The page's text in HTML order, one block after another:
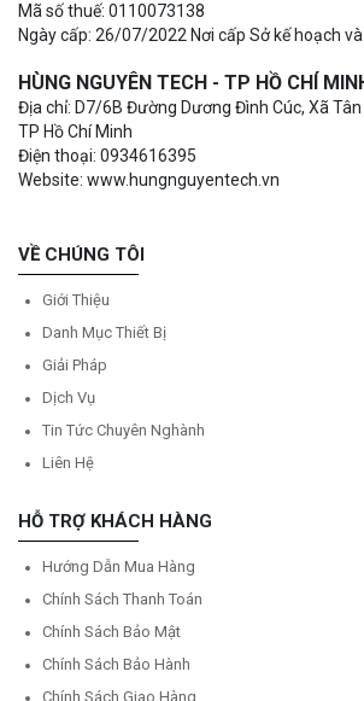
Mã số thuế: 0110073138
Ngày cấp: 26/07/2022 Nơi cấp Sở kế hoạch
HÙNG NGUYÊN TECH - TP HỒ CHÍ
Địa chỉ: D7/6B Đường Dương Đình Cúc, Xã Tân
TP Hồ Chí Minh
Điện thoại: 0934616395
Website: www.hungnguyentech.vn
VỀ CHÚNG TÔI
Giới Thiệu
Danh Mục Thiết Bị
Giải Pháp
Dịch Vụ
Tin Tức Chuyên Nghành
Liên Hệ
HỖ TRỢ KHÁCH HÀNG
Hướng Dẫn Mua Hàng
Chính Sách Thanh Toán
Chính Sách Bảo Mật
Chính Sách Bảo Hành
Chính Sách Giao Hàng